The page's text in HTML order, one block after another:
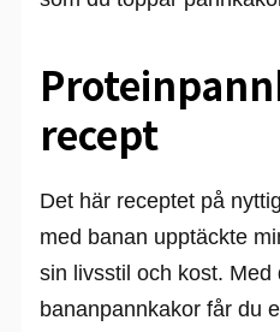
recept
Det här receptet på
med banan upptäckte
sin livsstil och kost. Med
bananpannkakor får du